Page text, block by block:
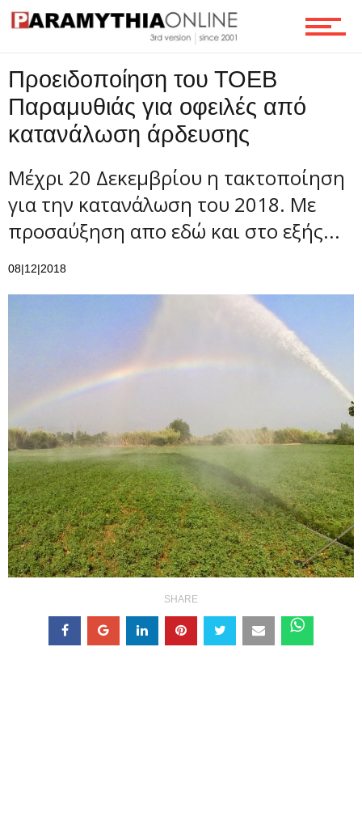
Ροή
Επικοινωνία
Προειδοποίηση του ΤΟΕΒ
Παραμυθιάς για οφειλές από
κατανάλωση άρδευσης
Μέχρι 20 Δεκεμβρίου η τακτοποίηση
για την κατανάλωση του 2018. Με
προσαύξηση απο εδώ και στο εξής...
08|12|2018
SHARE